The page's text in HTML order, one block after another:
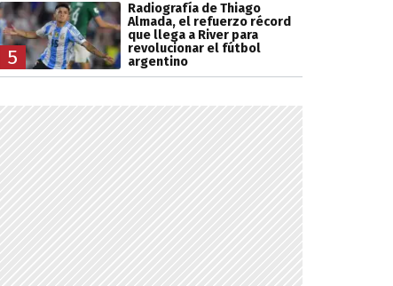
5
Radiografía de Thiago
Almada, el refuerzo récord
que llega a River para
revolucionar el fútbol
argentino